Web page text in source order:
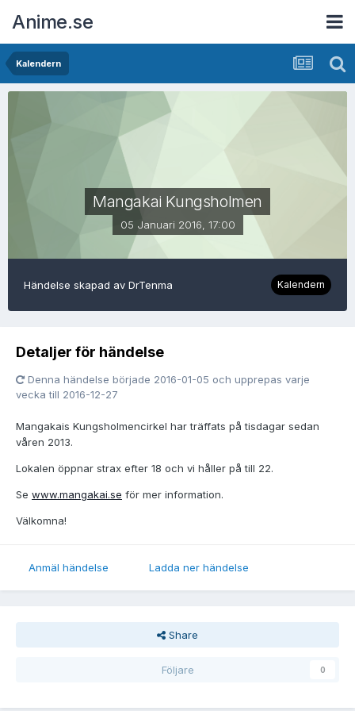
Anime.se
Kalendern
Mangakai Kungsholmen
05 Januari 2016, 17:00
Händelse skapad av DrTenma Kalendern
Detaljer för händelse
Denna händelse började 2016-01-05 och upprepas varje
vecka till 2016-12-27
Mangakais Kungsholmencirkel har träffats på tisdagar sedan
våren 2013.
Lokalen öppnar strax efter 18 och vi håller på till 22.
Se www.mangakai.se för mer information.
Välkomna!
Anmäl händelse Ladda ner händelse
Share
Följare 0